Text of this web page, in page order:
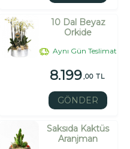
10 Dal Beyaz
Orkide
Aynı Gün Teslimat
8.199,00 TL
GÖNDER
Saksıda Kaktüs
Aranjman